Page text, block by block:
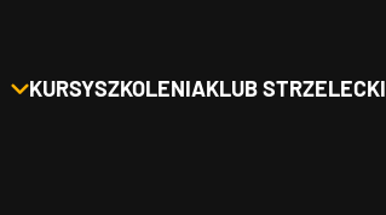
KURSYSZKOLENIAKLUB STRZELECKI